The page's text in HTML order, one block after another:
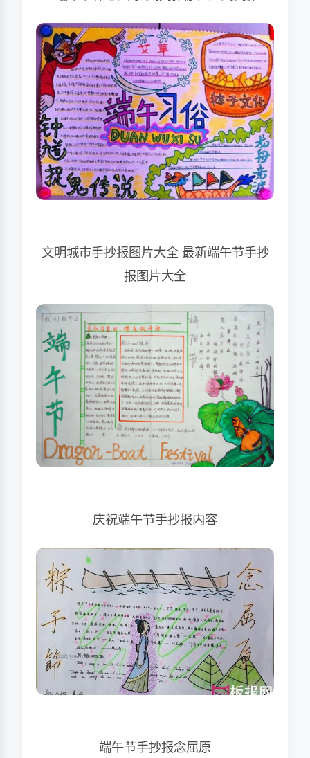
文明城市手抄报图片大全 最新端午节手抄
报图片大全
庆祝端午节手抄报内容
端午节手抄报念屈原